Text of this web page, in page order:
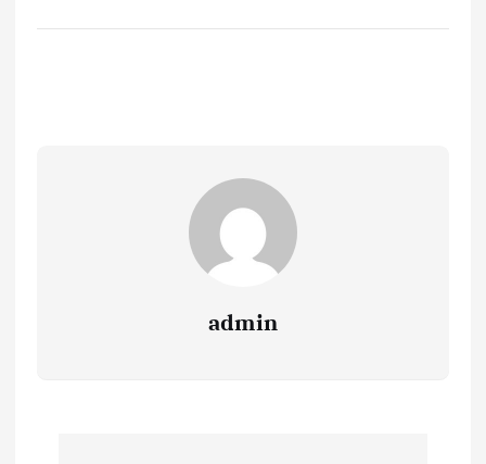
admin